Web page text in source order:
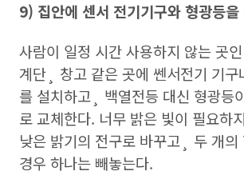
9) 집안에 센서 전기기구와 형광등을
사람이 일정 시간 사용하지 않는 곳
계단¸ 창고 같은 곳에 쎈서전기 기구
를 설치하고¸ 백열전등 대신 형광등
로 교체한다. 너무 밝은 빛이 필요하
낮은 밝기의 전구로 바꾸고¸ 두 개
경우 하나는 빼놓는다.